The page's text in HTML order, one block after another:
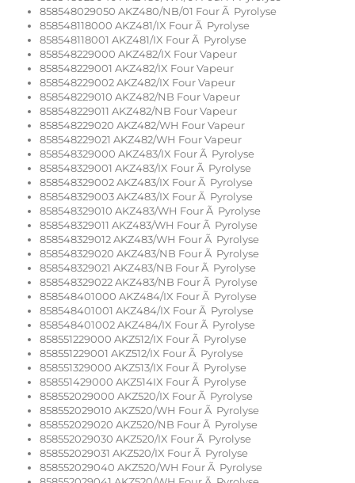
858548029050 AKZ480/NB/01 Four Ã Pyrolyse
858548118000 AKZ481/IX Four Ã Pyrolyse
858548118001 AKZ481/IX Four Ã Pyrolyse
858548229000 AKZ482/IX Four Vapeur
858548229001 AKZ482/IX Four Vapeur
858548229002 AKZ482/IX Four Vapeur
858548229010 AKZ482/NB Four Vapeur
858548229011 AKZ482/NB Four Vapeur
858548229020 AKZ482/WH Four Vapeur
858548229021 AKZ482/WH Four Vapeur
858548329000 AKZ483/IX Four Ã Pyrolyse
858548329001 AKZ483/IX Four Ã Pyrolyse
858548329002 AKZ483/IX Four Ã Pyrolyse
858548329003 AKZ483/IX Four Ã Pyrolyse
858548329010 AKZ483/WH Four Ã Pyrolyse
858548329011 AKZ483/WH Four Ã Pyrolyse
858548329012 AKZ483/WH Four Ã Pyrolyse
858548329020 AKZ483/NB Four Ã Pyrolyse
858548329021 AKZ483/NB Four Ã Pyrolyse
858548329022 AKZ483/NB Four Ã Pyrolyse
858548401000 AKZ484/IX Four Ã Pyrolyse
858548401001 AKZ484/IX Four Ã Pyrolyse
858548401002 AKZ484/IX Four Ã Pyrolyse
858551229000 AKZ512/IX Four Ã Pyrolyse
858551229001 AKZ512/IX Four Ã Pyrolyse
858551329000 AKZ513/IX Four Ã Pyrolyse
858551429000 AKZ514IX Four Ã Pyrolyse
858552029000 AKZ520/IX Four Ã Pyrolyse
858552029010 AKZ520/WH Four Ã Pyrolyse
858552029020 AKZ520/NB Four Ã Pyrolyse
858552029030 AKZ520/IX Four Ã Pyrolyse
858552029031 AKZ520/IX Four Ã Pyrolyse
858552029040 AKZ520/WH Four Ã Pyrolyse